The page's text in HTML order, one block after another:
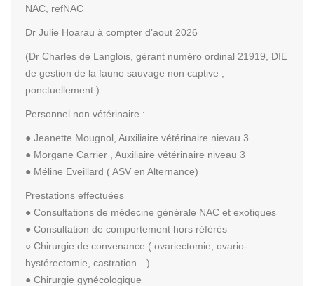
NAC, refNAC
Dr Julie Hoarau à compter d’aout 2026
(Dr Charles de Langlois, gérant numéro ordinal 21919, DIE
de gestion de la faune sauvage non captive ,
ponctuellement )
Personnel non vétérinaire :
● Jeanette Mougnol, Auxiliaire vétérinaire nievau 3
● Morgane Carrier , Auxiliaire vétérinaire niveau 3
● Méline Eveillard ( ASV en Alternance)
Prestations effectuées
● Consultations de médecine générale NAC et exotiques
● Consultation de comportement hors référés
○ Chirurgie de convenance ( ovariectomie, ovario-
hystérectomie, castration…)
● Chirurgie gynécologique